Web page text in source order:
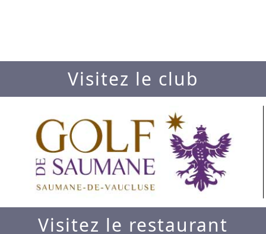
Visitez le club
Visitez le restaurant